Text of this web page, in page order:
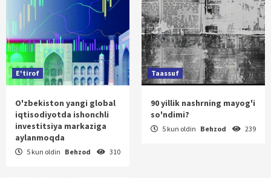
E'tirof
O'zbekiston yangi global
iqtisodiyotda ishonchli
investitsiya markaziga
aylanmoqda
5 kun oldin Behzod 310
Taassuf
90 yillik nashrning mayog'i
so'ndimi?
5 kun oldin Behzod 239